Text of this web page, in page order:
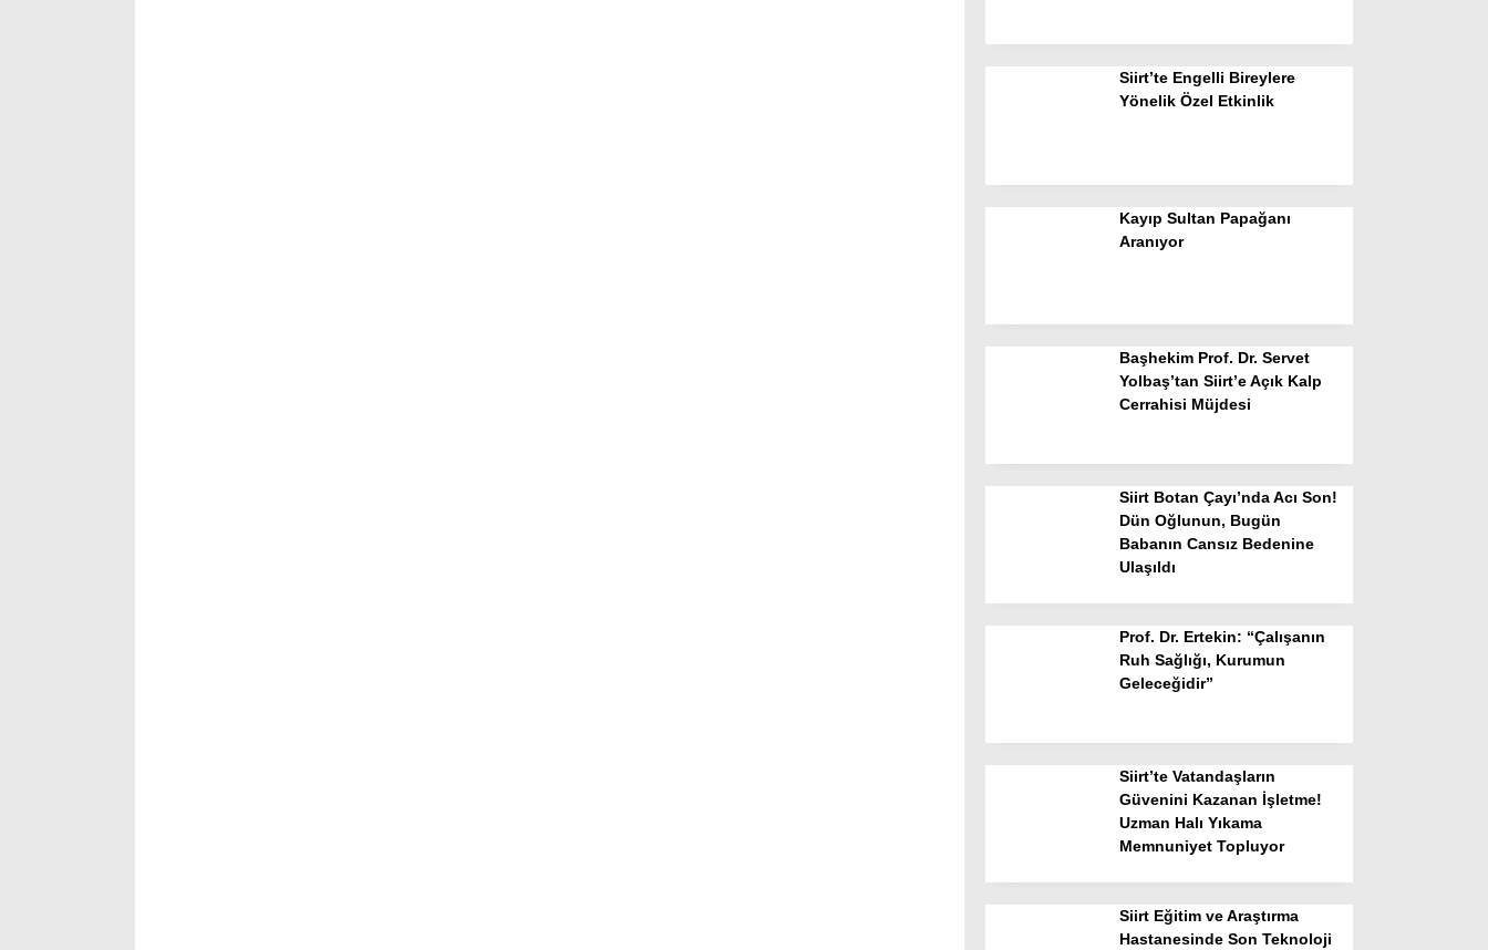
Siirt’te Engelli Bireylere
Yönelik Özel Etkinlik
Kayıp Sultan Papağanı
Aranıyor
Başhekim Prof. Dr. Servet
Yolbaş’tan Siirt’e Açık Kalp
Cerrahisi Müjdesi
Siirt Botan Çayı’nda Acı Son!
Dün Oğlunun, Bugün
Babanın Cansız Bedenine
Ulaşıldı
Prof. Dr. Ertekin: “Çalışanın
Ruh Sağlığı, Kurumun
Geleceğidir”
Siirt’te Vatandaşların
Güvenini Kazanan İşletme!
Uzman Halı Yıkama
Memnuniyet Topluyor
Siirt Eğitim ve Araştırma
Hastanesinde Son Teknoloji